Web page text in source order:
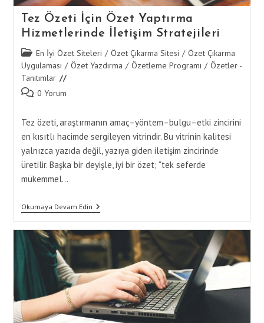
Tez Özeti İçin Özet Yaptırma
Hizmetlerinde İletişim Stratejileri
Post
category:
En İyi Özet Siteleri / Özet Çıkarma Sitesi / Özet Çıkarma
Uygulaması / Özet Yazdırma / Özetleme Programı / Özetler -
Tanıtımlar
Post 0 Yorum
Tez özeti, araştırmanın amaç–yöntem–bulgu–etki zincirini
en kısıtlı hacimde sergileyen vitrindir. Bu vitrinin kalitesi
yalnızca yazıda değil, yazıya giden iletişim zincirinde
üretilir. Başka bir deyişle, iyi bir özet; “tek seferde
mükemmel…
Okumaya Devam EdinTez
Özeti
Özet
Yaptırma
Hizmetlerinde
İletişim
Stratejileri